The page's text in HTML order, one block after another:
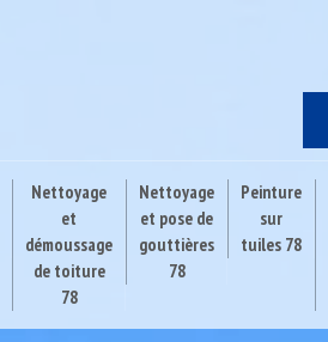
Nettoyage
et
démoussage
de toiture
78
Nettoyage
et pose de
gouttières
78
Peinture
sur
tuiles 78